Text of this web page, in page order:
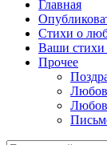
Главная
Стихи о
Ваши стихи
Прочее